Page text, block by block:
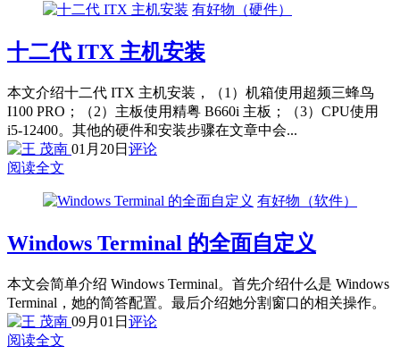
有好物（硬件）
十二代 ITX 主机安装
本文介绍十二代 ITX 主机安装，（1）机箱使用超频三蜂鸟
I100 PRO；（2）主板使用精粤 B660i 主板；（3）CPU使用
i5-12400。其他的硬件和安装步骤在文章中会...
01月20日 评论
阅读全文
有好物（软件）
Windows Terminal 的全面自定义
本文会简单介绍 Windows Terminal。首先介绍什么是 Windows
Terminal，她的简答配置。最后介绍她分割窗口的相关操作。
09月01日 评论
阅读全文